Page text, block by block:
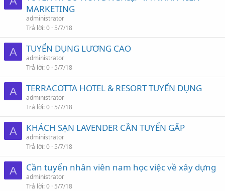
MARKETING
administrator
Trả lời 0 5/7/18
A TUYỂN DỤNG LƯƠNG CAO
administrator
Trả lời 0 5/7/18
A TERRACOTTA HOTEL & RESORT TUYỂN DỤNG
administrator
Trả lời 0 5/7/18
A KHÁCH SẠN LAVENDER CẦN TUYỂN GẤP
administrator
Trả lời 0 5/7/18
A Cần tuyển nhân viên nam học việc về xây dựng
administrator
Trả lời 0 5/7/18